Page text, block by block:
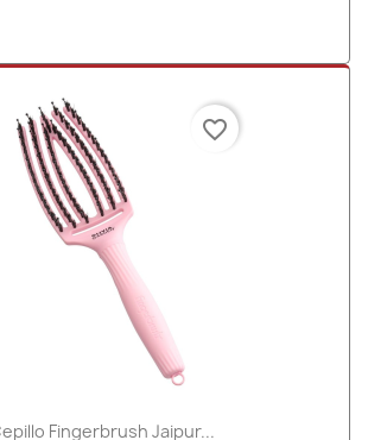
Fingerbrush Jaipur...
favorite_border